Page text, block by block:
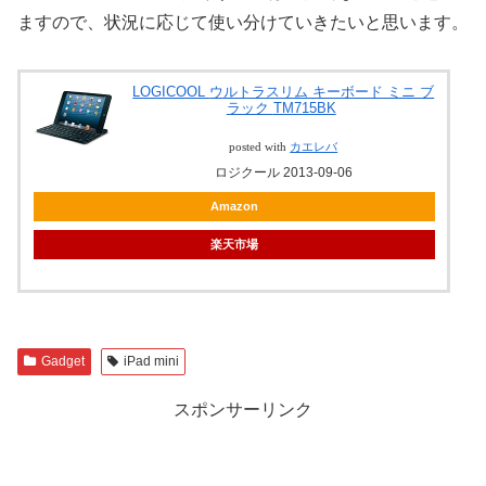
ますので、状況に応じて使い分けていきたいと思います。
LOGICOOL ウルトラスリム キーボード ミニ ブ
ラック TM715BK
posted with カエレバ
ロジクール 2013-09-06
Amazon
楽天市場
Gadget iPad mini
スポンサーリンク